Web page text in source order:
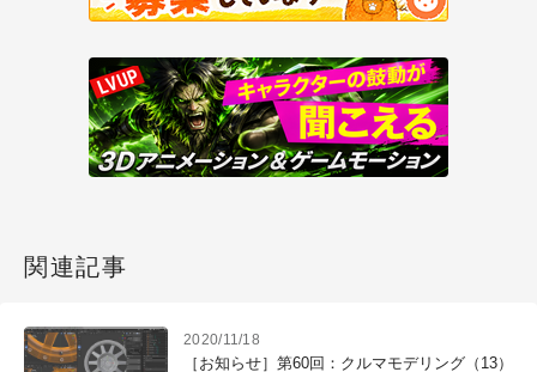
関連記事
2020/11/18
［お知らせ］第60回：クルマモデリング（13）